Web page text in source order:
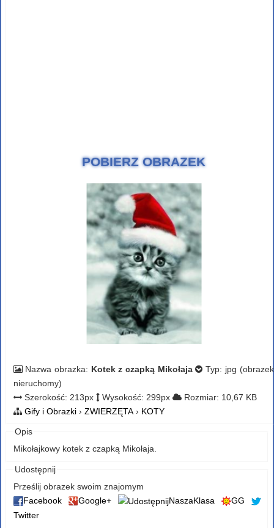
POBIERZ OBRAZEK
Nazwa obrazka: Kotek z czapką Mikołaja
Typ: jpg (obrazek
nieruchomy)
Szerokość: 213px Wysokość: 299px
Rozmiar: 10,67 KB
Gify i Obrazki› ZWIERZĘTA › KOTY
Opis
Mikołajkowy kotek z czapką Mikołaja.
Udostępnij
Prześlij obrazek swoim znajomym
Facebook
Google+ NaszaKlasa
GG
Twitter